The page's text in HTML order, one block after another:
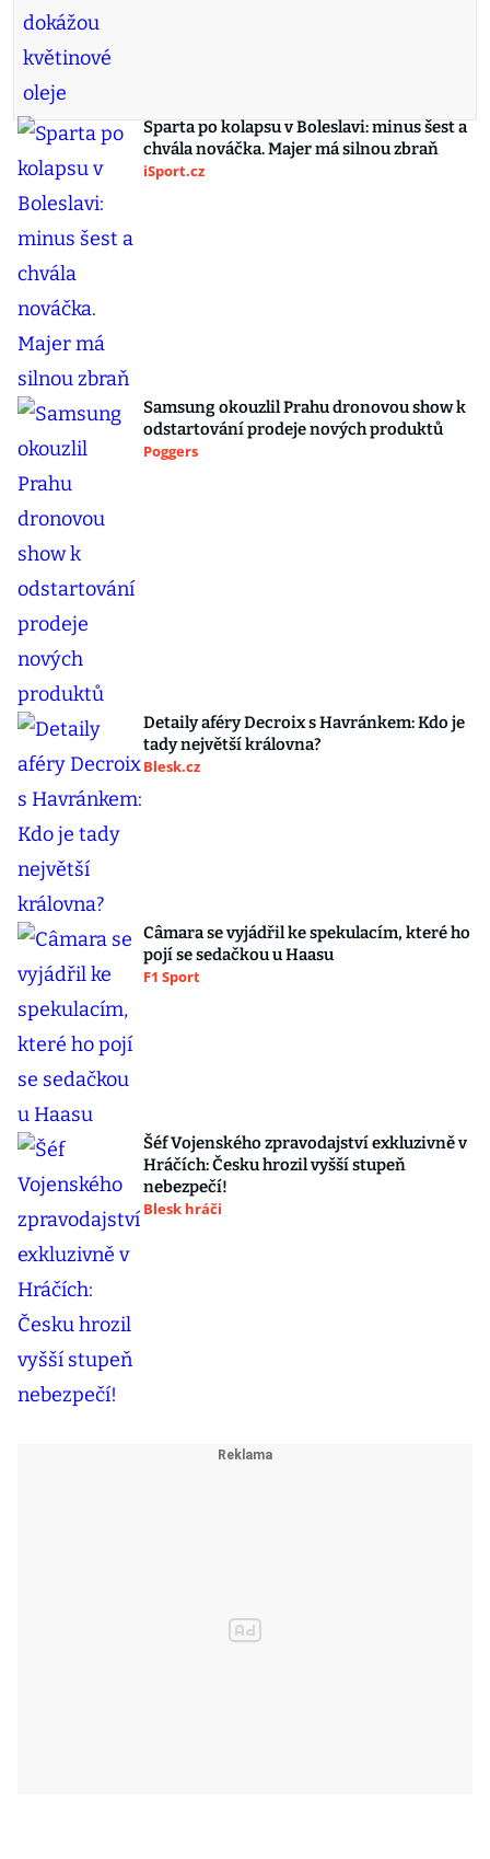
Sparta po kolapsu v Boleslavi: minus šest a
chvála nováčka. Majer má silnou zbraň
iSport.cz
Samsung okouzlil Prahu dronovou show k
odstartování prodeje nových produktů
Poggers
Detaily aféry Decroix s Havránkem: Kdo je
tady největší královna?
Blesk.cz
Câmara se vyjádřil ke spekulacím, které ho
pojí se sedačkou u Haasu
F1 Sport
Šéf Vojenského zpravodajství exkluzivně v
Hráčích: Česku hrozil vyšší stupeň
nebezpečí!
Blesk hráči